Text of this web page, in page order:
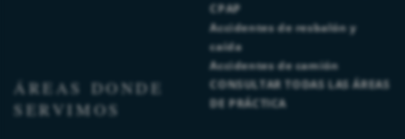
CPAP
Accidentes de resbalón y
caída
Accidentes de camión
CONSULTAR TODAS LAS ÁREAS
DE PRÁCTICA
ÁREAS DONDE
SERVIMOS